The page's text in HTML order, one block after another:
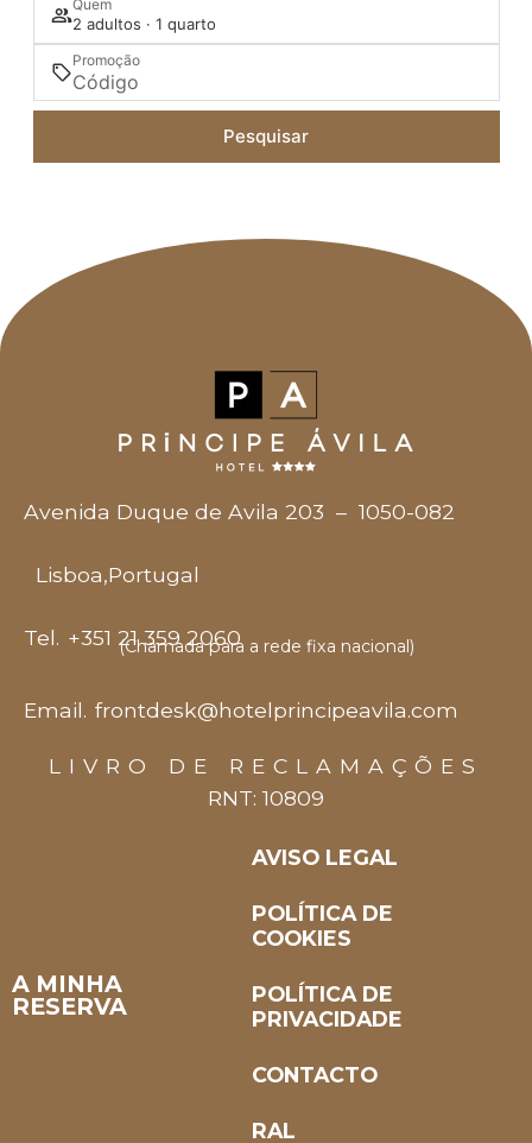
Quem
2 adultos · 1 quarto
Promoção
Pesquisar
Avenida Duque de Avila 203 – 1050-082
Lisboa,Portugal
Tel. +351 21 359 2060
(Chamada para a rede fixa nacional)
Email. frontdesk@hotelprincipeavila.com
LIVRO DE RECLAMAÇÕES
RNT: 10809
A MINHA
RESERVA
AVISO LEGAL
POLÍTICA DE
COOKIES
POLÍTICA DE
PRIVACIDADE
CONTACTO
RAL